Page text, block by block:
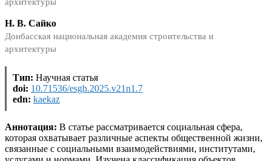
Н. В. Сайко
Донбасская национальная академия строительства и
архитектуры
Тип: Научная статья
doi: 10.71536/esgh.2025.v21n1.7
edn: kaekaz
Аннотация: В статье рассматривается социальная сфера,
которая охватывает различные аспекты общественной жизни,
связанные с социальными взаимодействиями, институтами,